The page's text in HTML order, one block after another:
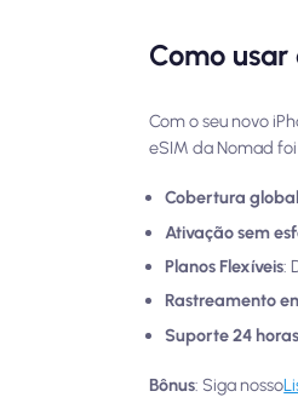
Como usar
Com o seu novo
eSIM da Nomad
Cobertura global
Ativação sem
Planos Flexíveis:
Rastreamento
Suporte 24
Bônus: Siga nosso